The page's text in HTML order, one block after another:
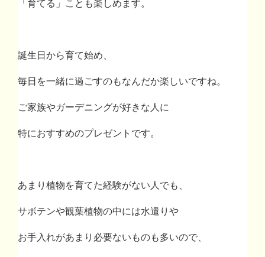
「育てる」ことも楽しめます。
誕生日から育て始め、
毎日を一緒に過ごすのもなんだか楽しいですね。
ご家族やガーデニングが好きな人に
特におすすめのプレゼントです。
あまり植物を育てた経験がない人でも、
サボテンや観葉植物の中には水遣りや
お手入れがあまり必要ないものも多いので、